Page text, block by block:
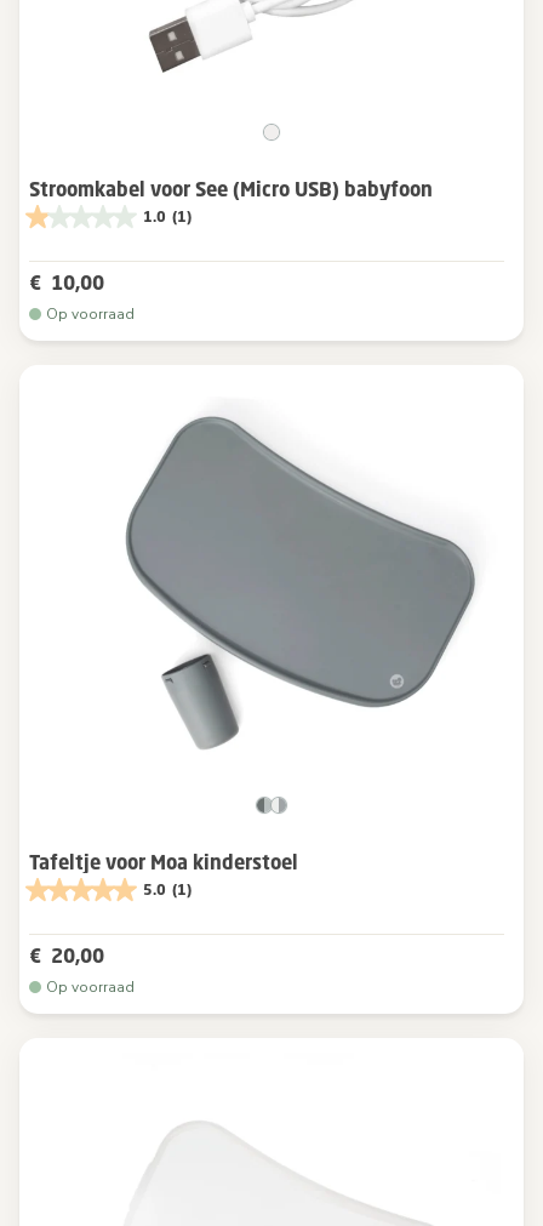
Stroomkabel voor See (Micro USB) babyfoon
1.0 (1)
€ 10,00
Op voorraad
Tafeltje voor Moa kinderstoel
5.0 (1)
€ 20,00
Op voorraad